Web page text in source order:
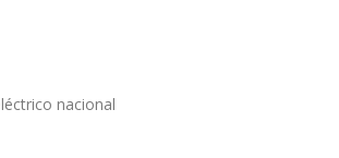
nacional